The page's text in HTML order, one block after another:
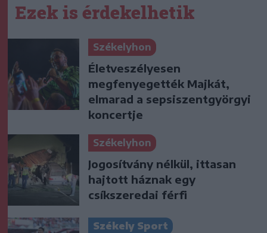
Ezek is érdekelhetik
Székelyhon
Életveszélyesen
megfenyegették Majkát,
elmarad a sepsiszentgyörgyi
koncertje
Székelyhon
Jogosítvány nélkül, ittasan
hajtott háznak egy
csíkszeredai férfi
Székely Sport